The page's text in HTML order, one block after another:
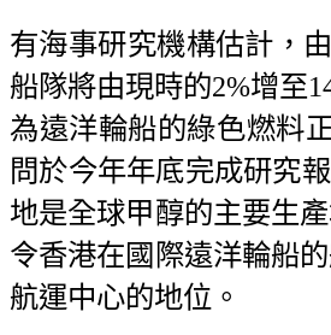
有海事研究機構估計，
船隊將由現時的2%增至
為遠洋輪船的綠色燃料
問於今年年底完成研究
地是全球甲醇的主要生
令香港在國際遠洋輪船
航運中心的地位。